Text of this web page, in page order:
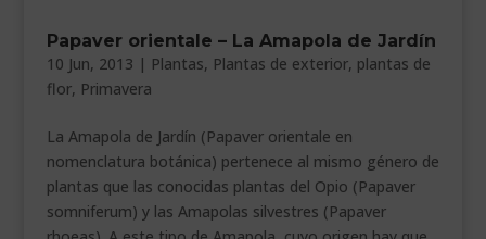
Papaver orientale – La Amapola de Jardín
10 Jun, 2013 | Plantas, Plantas de exterior, plantas de
flor, Primavera
La Amapola de Jardín (Papaver orientale en
nomenclatura botánica) pertenece al mismo género de
plantas que las conocidas plantas del Opio (Papaver
somniferum) y las Amapolas silvestres (Papaver